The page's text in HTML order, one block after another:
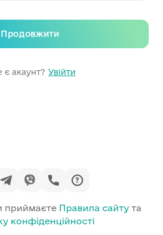
Продовжити
є акаунт? Увійти
приймаєте Правила сайту та
конфіденційності